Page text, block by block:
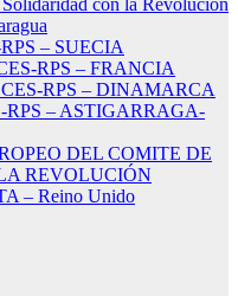
con la Revolución
– SUECIA
RPS – FRANCIA
RPS – DINAMARCA
– ASTIGARRAGA-
DEL COMITE DE
REVOLUCIÓN
– Reino Unido